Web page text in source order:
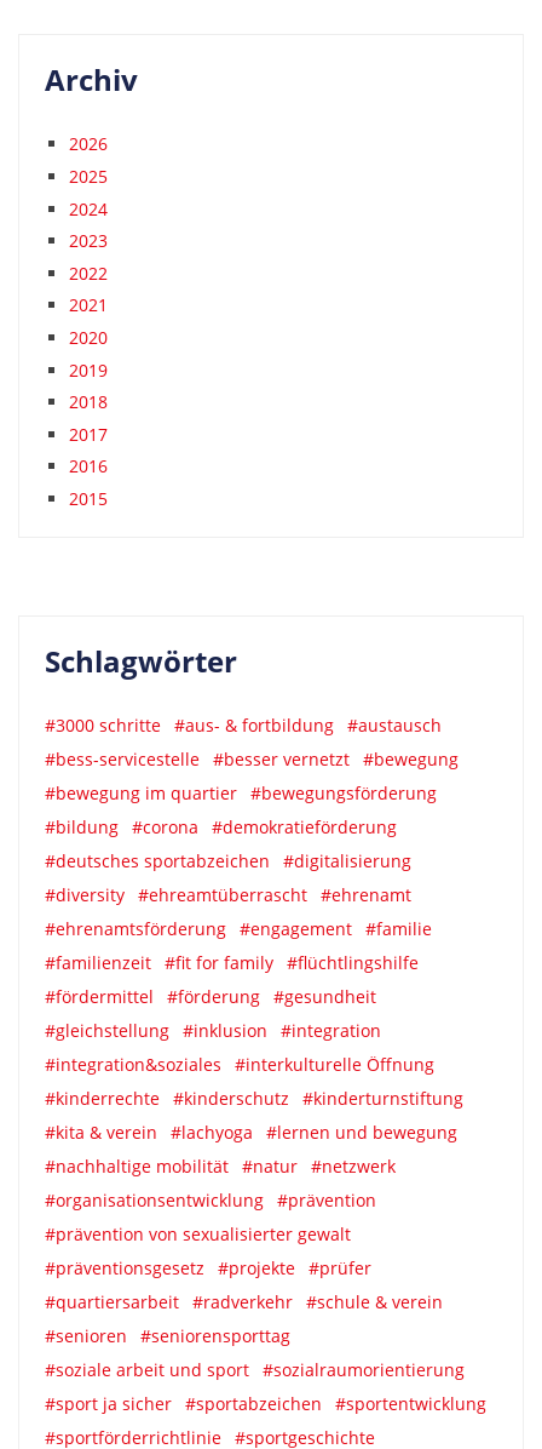
Archiv
2026
2025
2024
2023
2022
2021
2020
2019
2018
2017
2016
2015
Schlagwörter
#3000 schritte #aus- & fortbildung #austausch
#bess-servicestelle #besser vernetzt #bewegung
#bewegung im quartier #bewegungsförderung
#bildung #corona
#demokratieförderung
#deutsches sportabzeichen
#digitalisierung
#diversity #ehreamtüberrascht #ehrenamt
#ehrenamtsförderung #engagement #familie
#familienzeit #fit for family #flüchtlingshilfe
#fördermittel
#förderung #gesundheit
#gleichstellung #inklusion
#integration
#integration&soziales
#interkulturelle Öffnung
#kinderrechte #kinderschutz
#kinderturnstiftung
#kita & verein
#lachyoga
#lernen und bewegung
#nachhaltige mobilität #natur #netzwerk
#organisationsentwicklung #prävention
#prävention von sexualisierter gewalt
#präventionsgesetz
#projekte #prüfer
#quartiersarbeit #radverkehr #schule & verein
#senioren
#seniorensporttag
#soziale arbeit und sport #sozialraumorientierung
#sport ja sicher #sportabzeichen
#sportentwicklung
#sportförderrichtlinie #sportgeschichte